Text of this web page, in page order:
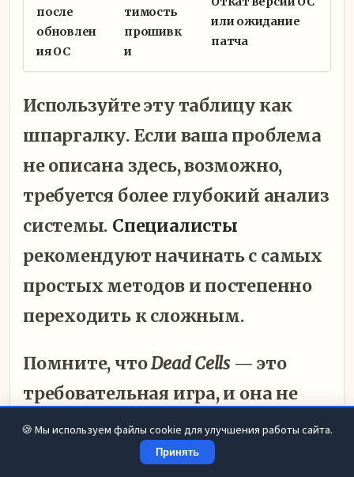
после
обновлен
ия ОС
тимость
прошивк
и
или ожидание
патча
Используйте эту таблицу как
шпаргалку. Если ваша проблема
не описана здесь, возможно,
требуется более глубокий анализ
системы. Специалисты
рекомендуют начинать с самых
простых методов и постепенно
переходить к сложным.
Помните, чтоDead Cells— это
требовательная игра, и она не
прощает ошибок в работе
файловой системы.
Регулярная
🍪 Мы используем файлы cookie для улучшения работы сайта.
Принять